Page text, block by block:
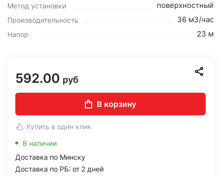
Метод установки поверхностный
Производительность 36 м3/час
Напор 23 м
592.00 руб
В корзину
Купить в один клик
В наличии
Доставка по Минску
Доставка по РБ: от 2 дней